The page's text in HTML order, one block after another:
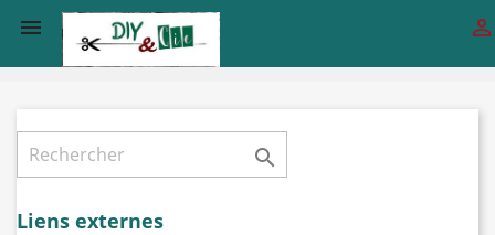
 

Liens externes